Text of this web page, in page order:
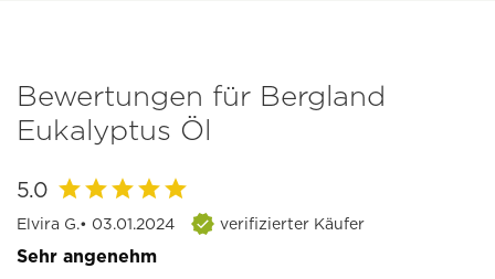
Bewertungen für Bergland
Eukalyptus Öl
5.0
Elvira G.• 03.01.2024 verifizierter Käufer
Sehr angenehm